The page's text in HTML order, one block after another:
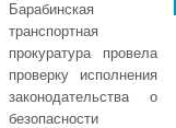
Барабинская
транспортная
прокуратура провела
проверку исполнения
законодательства о
безопасности